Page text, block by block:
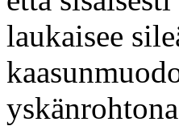
laukaisee